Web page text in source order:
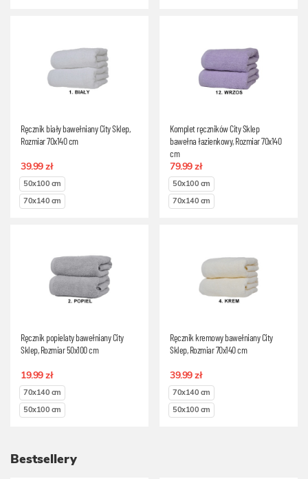
Ręcznik biały bawełniany City Sklep,
Rozmiar 70x140 cm
39.99 zł
50x100 cm
70x140 cm
Komplet ręczników City Sklep
bawełna łazienkowy, Rozmiar 70x140
cm
79.99 zł
50x100 cm
70x140 cm
Ręcznik popielaty bawełniany City
Sklep, Rozmiar 50x100 cm
19.99 zł
70x140 cm
50x100 cm
Ręcznik kremowy bawełniany City
Sklep, Rozmiar 70x140 cm
39.99 zł
70x140 cm
50x100 cm
Bestsellery